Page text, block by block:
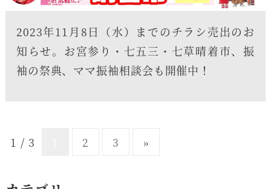
2023年11月8日（水）までのチラシ売出のお
知らせ。お宮参り・七五三・七草晴着市、振
袖の祭典、ママ振袖相談会も開催中！
1 / 3 2 3 »